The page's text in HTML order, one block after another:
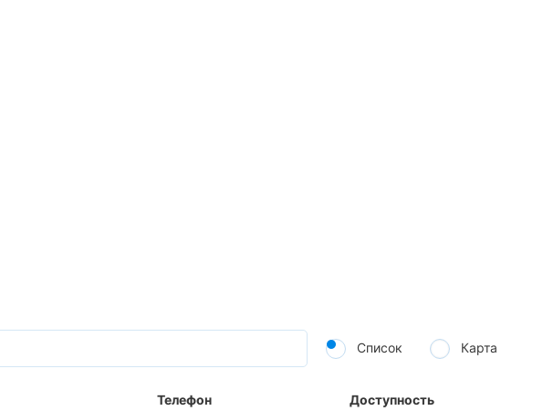
Список Карта
Телефон Доступность